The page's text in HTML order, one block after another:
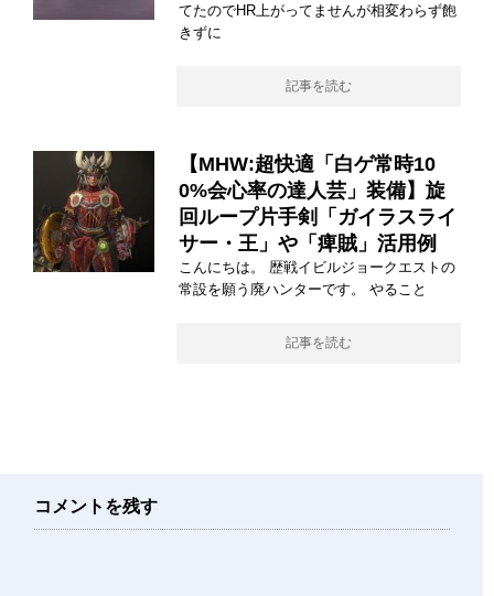
てたのでHR上がってませんが相変わらず飽
きずに
記事を読む
【MHW:超快適「白ゲ常時10
0%会心率の達人芸」装備】旋
回ループ片手剣「ガイラスライ
サー・王」や「痺賊」活用例
こんにちは。 歴戦イビルジョークエストの
常設を願う廃ハンターです。 やること
記事を読む
コメントを残す